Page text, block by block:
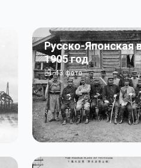
Русско-Японская
1905 год
43фото